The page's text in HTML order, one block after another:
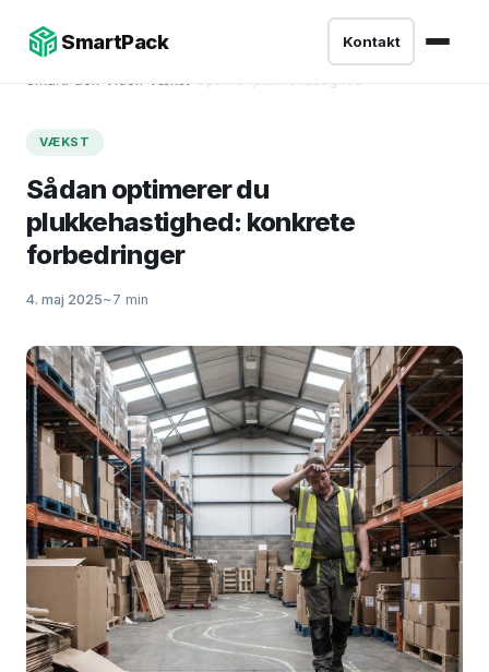
SmartPack Kontakt
SmartPack Viden Vækst Optimer plukkehastighed
VÆKST
Sådan optimerer du
plukkehastighed: konkrete
forbedringer
4. maj 2025~7 min